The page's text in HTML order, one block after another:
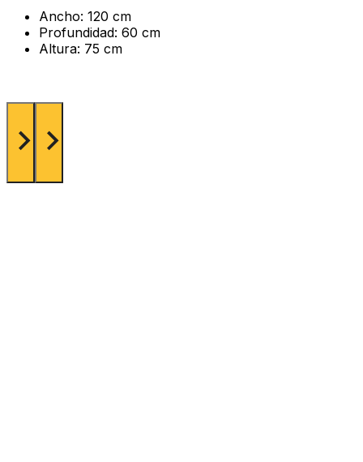
Ancho: 120 cm
Profundidad: 60 cm
Altura: 75 cm